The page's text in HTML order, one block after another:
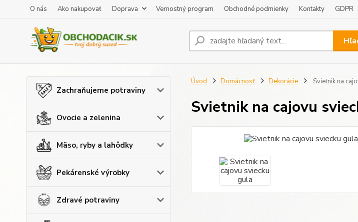
O nás Ako nakupovať Doprava Vernostný program Obchodné podmienky Kontakty GDPR
Zachraňujeme potraviny
Ovocie a zelenina
Mäso, ryby a lahôdky
Pekárenské výrobky
Zdravé potraviny
Úvod Domácnosť Dekorácie Svietnik na
Svietnik na cajovu